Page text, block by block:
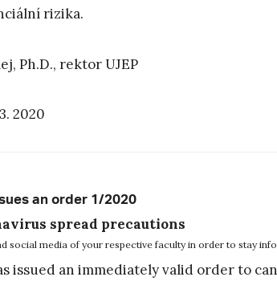
rizika.
Ph.D., rektor UJEP
2020
an order 1/2020
spread precautions
social media of your respective faculty in order to stay
issued an immediately valid order to